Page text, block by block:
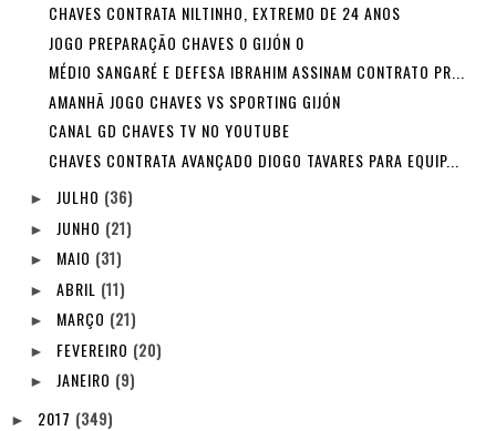
CHAVES CONTRATA NILTINHO, EXTREMO DE 24 ANOS
JOGO PREPARAÇÃO CHAVES 0 GIJÓN 0
MÉDIO SANGARÉ E DEFESA IBRAHIM ASSINAM CONTRATO PR...
AMANHÃ JOGO CHAVES VS SPORTING GIJÓN
CANAL GD CHAVES TV NO YOUTUBE
CHAVES CONTRATA AVANÇADO DIOGO TAVARES PARA EQUIP...
► JULHO (36)
► JUNHO (21)
► MAIO (31)
► ABRIL (11)
► MARÇO (21)
► FEVEREIRO (20)
► JANEIRO (9)
► 2017 (349)